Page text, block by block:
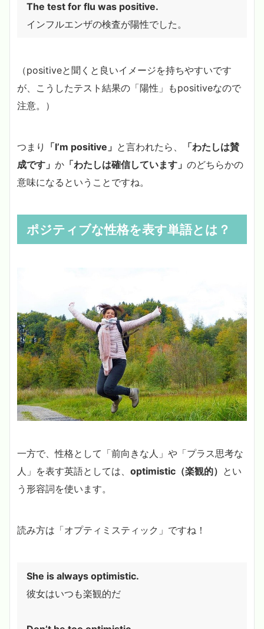
The test for flu was positive.
インフルエンザの検査が陽性でした。
（positiveと聞くと良いイメージを持ちやすいです
が、こうしたテスト結果の「陽性」もpositiveなので
注意。）
つまり 「I’m positive」 と言われたら、
「わたしは賛
成です」 か 「わたしは確信しています」 のどちらかの
意味になるということですね。
ポジティブな性格を表す単語とは？
一方で、性格として「前向きな人」や「プラス思考な
人」を表す英語としては、 optimistic（楽観的） とい
う形容詞を使います。
読み方は「オプティミスティック」ですね！
She is always optimistic.
彼女はいつも楽観的だ